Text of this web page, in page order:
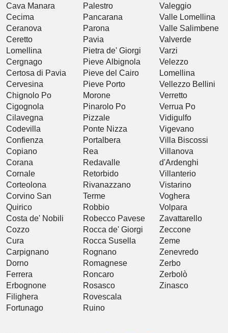
Cava Manara
Cecima
Ceranova
Ceretto
Lomellina
Cergnago
Certosa di Pavia
Cervesina
Chignolo Po
Cigognola
Cilavegna
Codevilla
Confienza
Copiano
Corana
Cornale
Corteolona
Corvino San
Quirico
Costa de' Nobili
Cozzo
Cura
Carpignano
Dorno
Ferrera
Erbognone
Filighera
Fortunago
Palestro
Pancarana
Parona
Pavia
Pietra de' Giorgi
Pieve Albignola
Pieve del Cairo
Pieve Porto
Morone
Pinarolo Po
Pizzale
Ponte Nizza
Portalbera
Rea
Redavalle
Retorbido
Rivanazzano
Terme
Robbio
Robecco Pavese
Rocca de' Giorgi
Rocca Susella
Rognano
Romagnese
Roncaro
Rosasco
Rovescala
Ruino
Valeggio
Valle Lomellina
Valle Salimbene
Valverde
Varzi
Velezzo
Lomellina
Vellezzo Bellini
Verretto
Verrua Po
Vidigulfo
Vigevano
Villa Biscossi
Villanova
d'Ardenghi
Villanterio
Vistarino
Voghera
Volpara
Zavattarello
Zeccone
Zeme
Zenevredo
Zerbo
Zerbolò
Zinasco